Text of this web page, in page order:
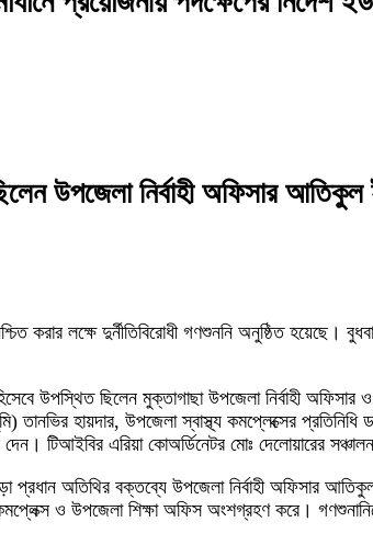
উপজেলা নির্বাহী অফিসার
করার লক্ষে দুর্নীতিবিরোধী গণশুননি অনুষ্ঠিত হয়েছে।
উপস্থিত ছিলেন মুক্তাগাছা উপজেলা নির্বাহী
হায়দার, উপজেলা স্বাস্থ্য কমপ্লেক্সের প্রতিনিধি
টিআইবির এরিয়া কোঅর্ডিনেটর মোঃ দেলোয়ারের
অতিথির বক্তব্যে উপজেলা নির্বাহী অফিসার আতিকুল
ও উপজেলা শিক্ষা অফিস অংশগ্রহণ করে।